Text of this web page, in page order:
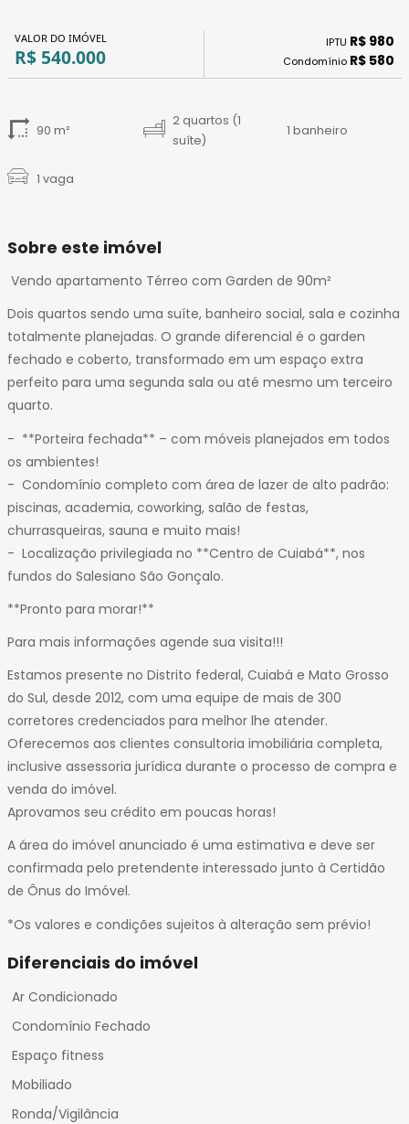
VALOR DO IMÓVEL
R$ 540.000
IPTU R$ 980
Condomínio R$ 580
90 m²
2 quartos (1
suíte)
1 banheiro
1 vaga
Sobre este imóvel
Vendo apartamento Térreo com Garden de 90m²
Dois quartos sendo uma suíte, banheiro social, sala e cozinha
totalmente planejadas. O grande diferencial é o garden
fechado e coberto, transformado em um espaço extra
perfeito para uma segunda sala ou até mesmo um terceiro
quarto.
- **Porteira fechada** – com móveis planejados em todos
os ambientes!
- Condomínio completo com área de lazer de alto padrão:
piscinas, academia, coworking, salão de festas,
churrasqueiras, sauna e muito mais!
- Localização privilegiada no **Centro de Cuiabá**, nos
fundos do Salesiano São Gonçalo.
**Pronto para morar!**
Para mais informações agende sua visita!!!
Estamos presente no Distrito federal, Cuiabá e Mato Grosso
do Sul, desde 2012, com uma equipe de mais de 300
corretores credenciados para melhor lhe atender.
Oferecemos aos clientes consultoria imobiliária completa,
inclusive assessoria jurídica durante o processo de compra e
venda do imóvel.
Aprovamos seu crédito em poucas horas!
A área do imóvel anunciado é uma estimativa e deve ser
confirmada pelo pretendente interessado junto à Certidão
de Ônus do Imóvel.
*Os valores e condições sujeitos à alteração sem prévio!
Diferenciais do imóvel
Ar Condicionado
Condomínio Fechado
Espaço fitness
Mobiliado
Ronda/Vigilância